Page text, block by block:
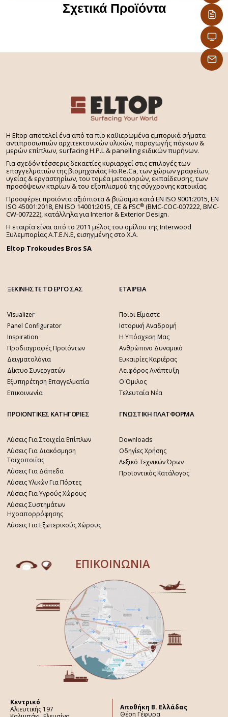
Σχετικά Προϊόντα
H Eltop αποτελεί ένα από τα πιο καθιερωμένα εμπορικά σήματα
αντιπροσωπιών αρχιτεκτονικών υλικών, παραγωγής πάγκων &
μερών επίπλων, surfacing H.P.L & panelling ειδικών πυρήνων.
Για σχεδόν τέσσερις δεκαετίες κυριαρχεί στις επιλογές των
επαγγελματιών της βιομηχανίας Ho.Re.Ca, των χώρων γραφείων,
υγείας & εργαστηρίων, του τομέα μεταφορών, εκπαίδευσης, των
προσόψεων κτιρίων & του εξοπλισμού της σύγχρονης κατοικίας.
Προσφέρει προϊόντα αξιόπιστα & βιώσιμα κατά EN ISO 9001:2015, EN
ISO 45001:2018, EN ISO 14001:2015,CE & FSC® (BMC-COC-007222, BMC-
CW-007222), κατάλληλα για Interior & Exterior Design.
Η εταιρία είναι από το 2011 μέλος του ομίλου της Interwood
Ξυλεμπορίας Α.Τ.Ε.Ν.Ε, εισηγμένης στο Χ.A.
Eltop Trokoudes Bros SA
ΞΕΚΙΝΗΣΤΕ ΤΟ ΕΡΓΟ ΣΑΣ
Visualizer
Panel Configurator
Inspiration
Προδιαγραφές Προϊόντων
Δειγματολόγια
Δίκτυο Συνεργατών
Εξυπηρέτηση Επαγγελματία
Επικοινωνία
ΕΤΑΙΡΕΙΑ
Ποιοι Είμαστε
Ιστορική Αναδρομή
Η Υπόσχεση Μας
Ανθρώπινο Δυναμικό
Ευκαιρίες Καριέρας
Αειφόρος Ανάπτυξη
Ο Όμιλος
Τελευταία Νέα
ΠΡΟΙΟΝΤΙΚΕΣ ΚΑΤΗΓΟΡΙΕΣ
Λύσεις Για Στοιχεία Επίπλων
Λύσεις Για Διακόσμηση
Τοιχοποιίας
Λύσεις Για Δάπεδα
Λύσεις Υλικών Για Πόρτες
Λύσεις Για Υγρούς Χώρους
Λύσεις Συστημάτων
Ηχοαπορρόφησης
Λύσεις Για Εξωτερικούς Χώρους
ΓΝΩΣΤΙΚΗ ΠΛΑΤΦΟΡΜΑ
Downloads
Οδηγίες Χρήσης
Λεξικό Τεχνικών Όρων
Προϊοντικός Κατάλογος
ΕΠΙΚΟΙΝΩΝΙΑ
Κεντρικό
Αλιευτικής 197
Aποθήκη Β. Ελλάδας
Θέση Γέφυρα